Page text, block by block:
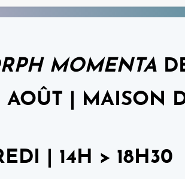
MOMENTA
AOÛT | MAISON
| 14H > 18H30